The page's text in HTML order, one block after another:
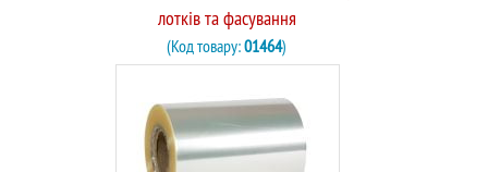
лотків та фасування
(Код товару:01464)